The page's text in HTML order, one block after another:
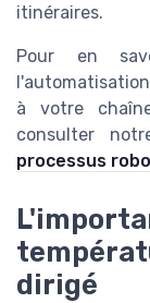
itinéraires.
Pour en
à votre
consulter
processus
dirigé